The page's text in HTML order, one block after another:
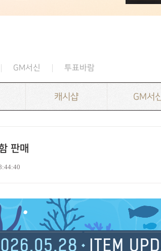
GM서신 투표바람
캐시샵 GM서
판매